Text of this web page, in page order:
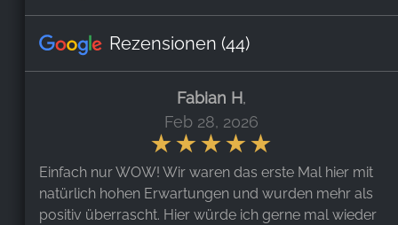
Rezensionen (44)
Fabian H,
Feb 28, 2026
Einfach nur WOW! Wir waren das erste Mal hier mit
natürlich hohen Erwartungen und wurden mehr als
positiv überrascht. Hier würde ich gerne mal wieder